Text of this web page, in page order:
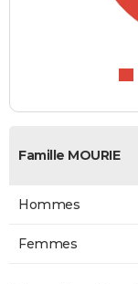
Famille MOURIE
Hommes
Femmes